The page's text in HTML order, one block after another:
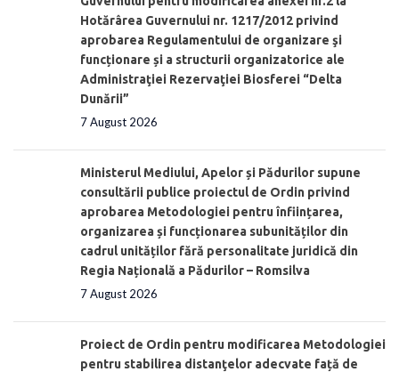
Hotărârea Guvernului nr. 1217/2012 privind
aprobarea Regulamentului de organizare şi
funcționare și a structurii organizatorice ale
Administraţiei Rezervaţiei Biosferei “Delta
Dunării”
7 August 2026
Ministerul Mediului, Apelor și Pădurilor supune
consultării publice proiectul de Ordin privind
aprobarea Metodologiei pentru înființarea,
organizarea și funcționarea subunităților din
cadrul unităților fără personalitate juridică din
Regia Națională a Pădurilor – Romsilva
7 August 2026
Proiect de Ordin pentru modificarea Metodologiei
pentru stabilirea distanţelor adecvate față de